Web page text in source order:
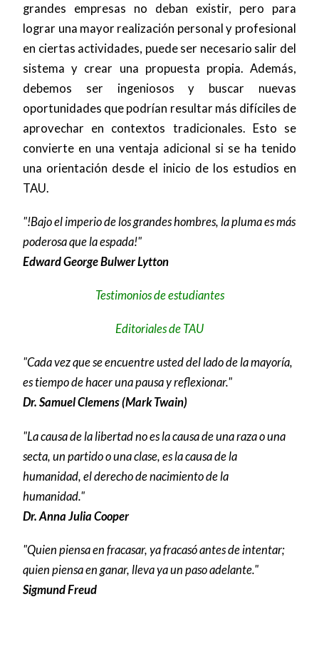
grandes empresas no deban existir, pero para
lograr una mayor realización personal y profesional
en ciertas actividades, puede ser necesario salir del
sistema y crear una propuesta propia. Además,
debemos ser ingeniosos y buscar nuevas
oportunidades que podrían resultar más difíciles de
aprovechar en contextos tradicionales. Esto se
convierte en una ventaja adicional si se ha tenido
una orientación desde el inicio de los estudios en
TAU.
"!Bajo el imperio de los grandes hombres, la pluma es más
poderosa que la espada!"
Edward George Bulwer Lytton
Testimonios de estudiantes
Editoriales de TAU
"Cada vez que se encuentre usted del lado de la mayoría,
es tiempo de hacer una pausa y reflexionar."
Dr. Samuel Clemens (Mark Twain)
"La causa de la libertad no es la causa de una raza o una
secta, un partido o una clase, es la causa de la
humanidad, el derecho de nacimiento de la
humanidad."
Dr. Anna Julia Cooper
"Quien piensa en fracasar, ya fracasó antes de intentar;
quien piensa en ganar, lleva ya un paso adelante."
Sigmund Freud